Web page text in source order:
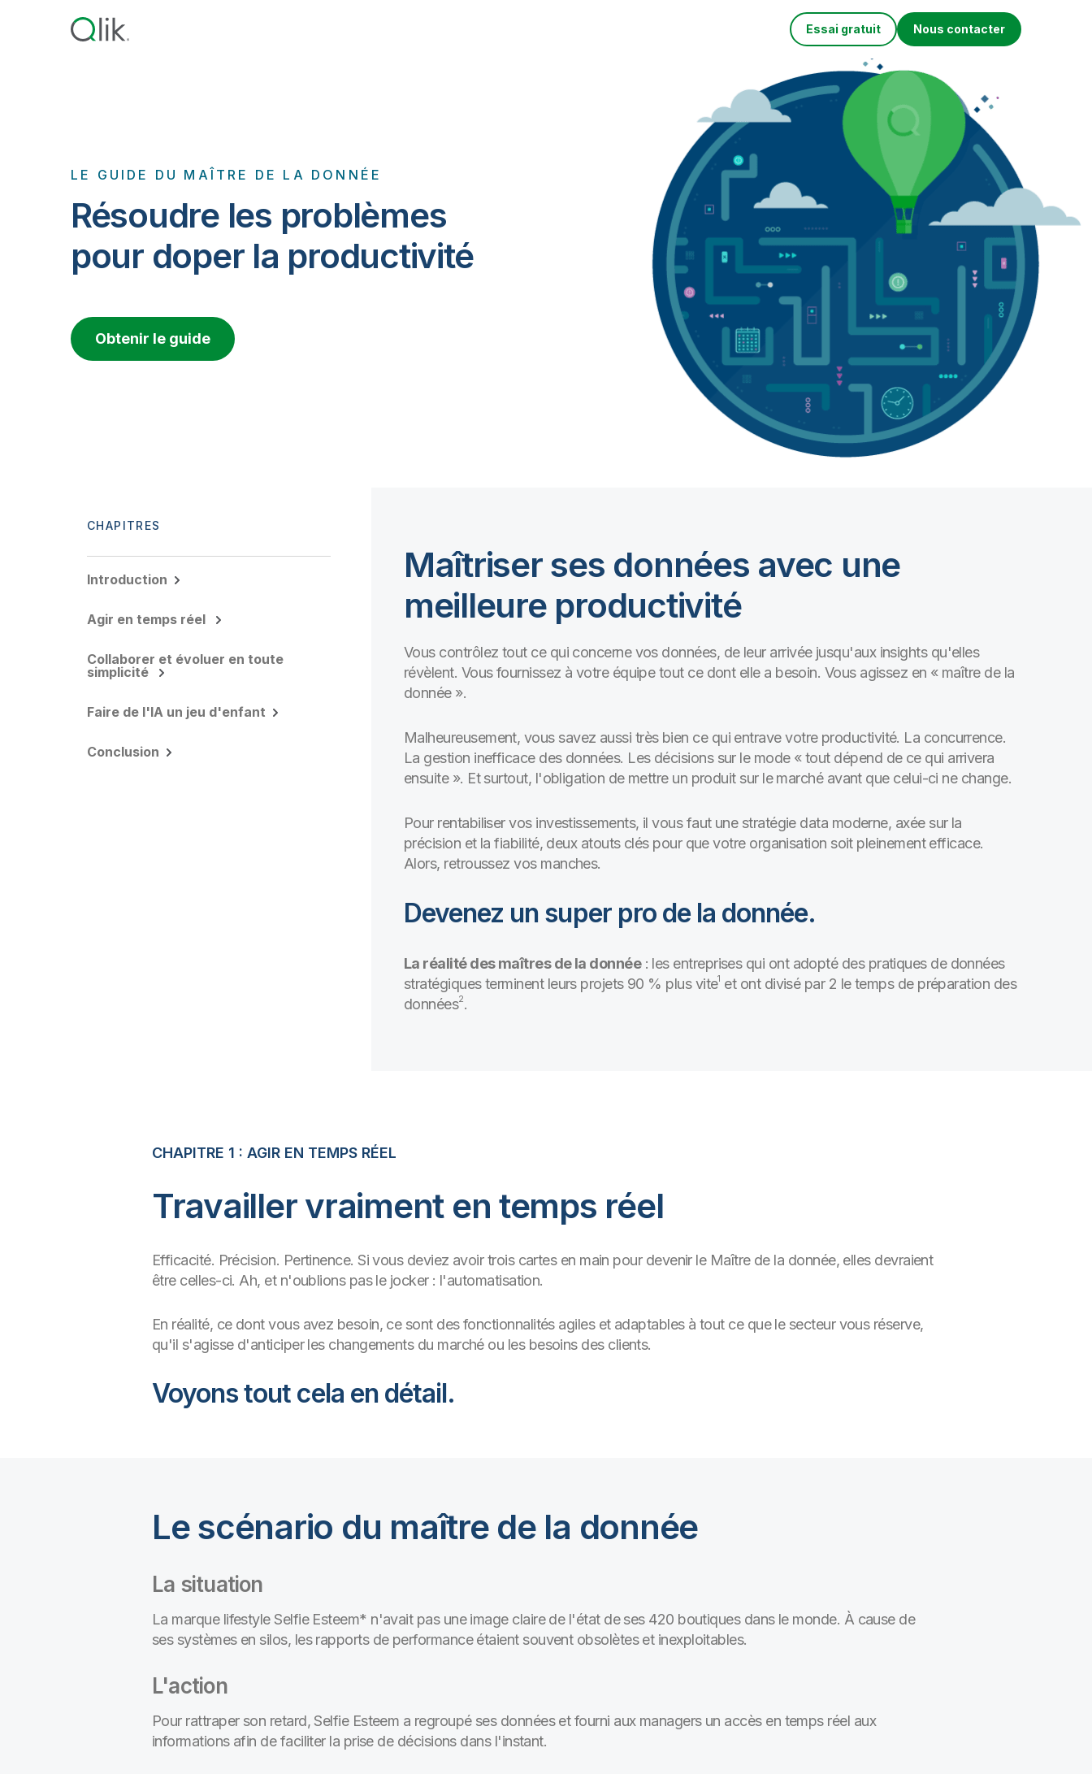
Essai gratuit Nous contacter
LE GUIDE DU MAÎTRE DE LA DONNÉE
Résoudre les problèmes
pour doper la productivité
Obtenir le guide
CHAPITRES
Introduction
Agir en temps réel
Collaborer et évoluer en toute
simplicité
Faire de l'IA un jeu d'enfant
Conclusion
Maîtriser ses données avec une
meilleure productivité
Vous contrôlez tout ce qui concerne vos données, de leur arrivée jusqu'aux insights qu'elles
révèlent. Vous fournissez à votre équipe tout ce dont elle a besoin. Vous agissez en « maître de la
donnée ».
Malheureusement, vous savez aussi très bien ce qui entrave votre productivité. La concurrence.
La gestion inefficace des données. Les décisions sur le mode « tout dépend de ce qui arrivera
ensuite ». Et surtout, l'obligation de mettre un produit sur le marché avant que celui-ci ne change.
Pour rentabiliser vos investissements, il vous faut une stratégie data moderne, axée sur la
précision et la fiabilité, deux atouts clés pour que votre organisation soit pleinement efficace.
Alors, retroussez vos manches.
Devenez un super pro de la donnée.
La réalité des maîtres de la donnée: les entreprises qui ont adopté des pratiques de données
stratégiques terminent leurs projets 90 % plus vite1 et ont divisé par 2 le temps de préparation des
données2.
CHAPITRE 1 : AGIR EN TEMPS RÉEL
Travailler vraiment en temps réel
Efficacité. Précision. Pertinence. Si vous deviez avoir trois cartes en main pour devenir le Maître de la donnée, elles devraient
être celles-ci. Ah, et n'oublions pas le jocker : l'automatisation.
En réalité, ce dont vous avez besoin, ce sont des fonctionnalités agiles et adaptables à tout ce que le secteur vous réserve,
qu'il s'agisse d'anticiper les changements du marché ou les besoins des clients.
Voyons tout cela en détail.
Le scénario du maître de la donnée
La situation
La marque lifestyle Selfie Esteem* n'avait pas une image claire de l'état de ses 420 boutiques dans le monde. À cause de
ses systèmes en silos, les rapports de performance étaient souvent obsolètes et inexploitables.
L'action
Pour rattraper son retard, Selfie Esteem a regroupé ses données et fourni aux managers un accès en temps réel aux
informations afin de faciliter la prise de décisions dans l'instant.